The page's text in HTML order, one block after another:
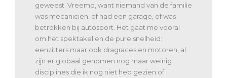
geweest. Vreemd, want niemand van de familie
was mecanicien, of had een garage, of was
betrokken bij autosport. Het gaat me vooral
om het spektakel en de pure snelheid:
eenzitters maar ook dragraces en motoren, al
zijn er globaal genomen nog maar weinig
disciplines die ik nog niet heb gezien of